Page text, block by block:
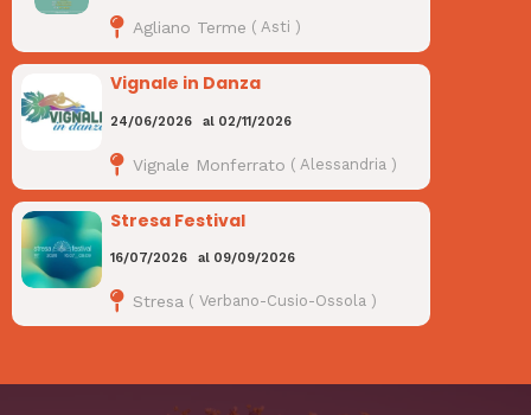
Agliano Terme ( Asti )
Vignale in Danza
24/06/2026 al 02/11/2026
Vignale Monferrato ( Alessandria )
Stresa Festival
16/07/2026 al 09/09/2026
Stresa ( Verbano-Cusio-Ossola)